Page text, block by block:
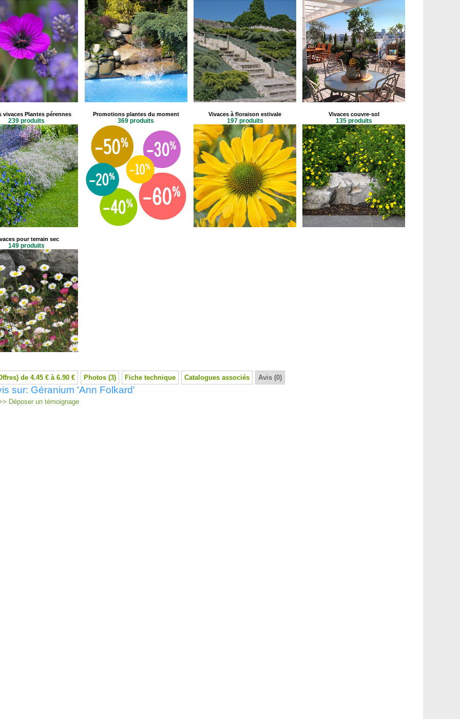
vivaces Plantes pérennes
239 produits
Promotions plantes du moment
369 produits
Vivaces à floraison estivale
197 produits
Vivaces couvre-sol
135 produits
pour terrain sec
149 produits
de 4.45 € à 6.90 € Photos (3) Fiche technique Catalogues associés Avis (0)
sur: Géranium 'Ann Folkard'
Déposer un témoignage